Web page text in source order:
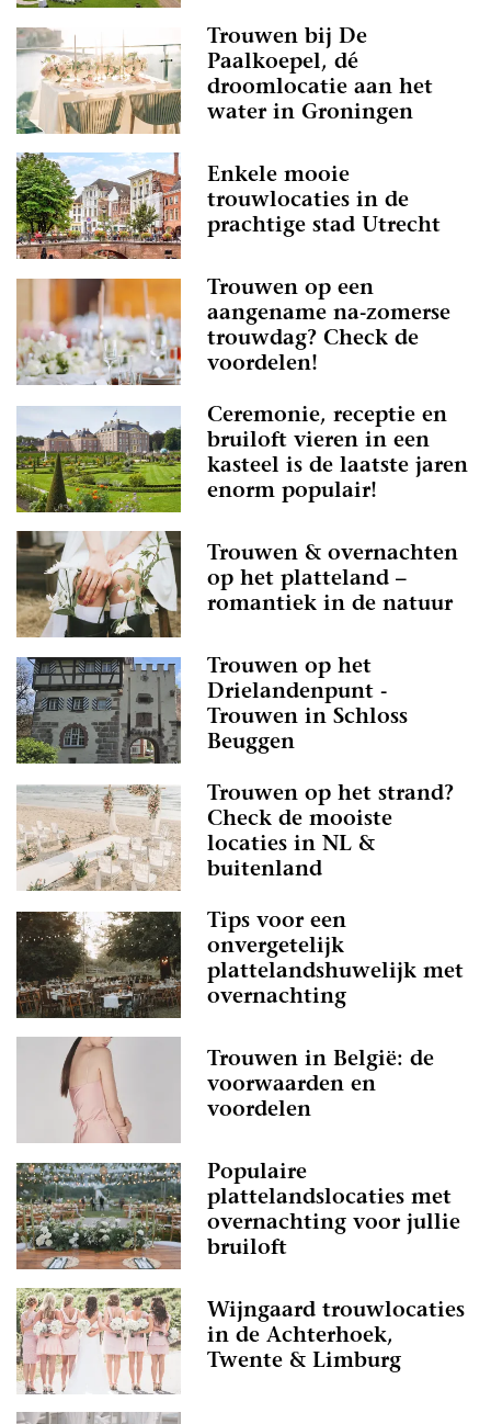
Trouwen bij De
Paalkoepel, dé
droomlocatie aan het
water in Groningen
Enkele mooie
trouwlocaties in de
prachtige stad Utrecht
Trouwen op een
aangename na-zomerse
trouwdag? Check de
voordelen!
Ceremonie, receptie en
bruiloft vieren in een
kasteel is de laatste jaren
enorm populair!
Trouwen & overnachten
op het platteland –
romantiek in de natuur
Trouwen op het
Drielandenpunt -
Trouwen in Schloss
Beuggen
Trouwen op het strand?
Check de mooiste
locaties in NL &
buitenland
Tips voor een
onvergetelijk
plattelandshuwelijk met
overnachting
Trouwen in België: de
voorwaarden en
voordelen
Populaire
plattelandslocaties met
overnachting voor jullie
bruiloft
Wijngaard trouwlocaties
in de Achterhoek,
Twente & Limburg